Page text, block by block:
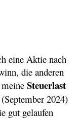
eine Aktie nach
die anderen
Steuerlast
2024)
gut gelaufen